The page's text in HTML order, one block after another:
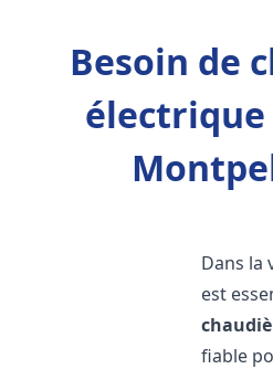
Besoin de
Dans la
est
fiable